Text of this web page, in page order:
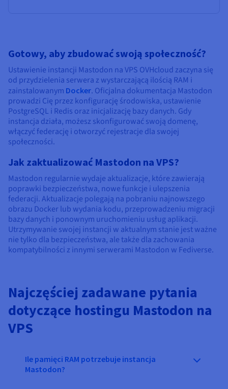
Gotowy, aby zbudować swoją społeczność?
Ustawienie instancji Mastodon na VPS OVHcloud zaczyna się
od przydzielenia serwera z wystarczającą ilością RAM i
zainstalowanym Docker. Oficjalna dokumentacja Mastodon
prowadzi Cię przez konfigurację środowiska, ustawienie
PostgreSQL i Redis oraz inicjalizację bazy danych. Gdy
instancja działa, możesz skonfigurować swoją domenę,
włączyć federację i otworzyć rejestracje dla swojej
społeczności.
Jak zaktualizować Mastodon na VPS?
Mastodon regularnie wydaje aktualizacje, które zawierają
poprawki bezpieczeństwa, nowe funkcje i ulepszenia
federacji. Aktualizacje polegają na pobraniu najnowszego
obrazu Docker lub wydania kodu, przeprowadzeniu migracji
bazy danych i ponownym uruchomieniu usług aplikacji.
Utrzymywanie swojej instancji w aktualnym stanie jest ważne
nie tylko dla bezpieczeństwa, ale także dla zachowania
kompatybilności z innymi serwerami Mastodon w Fediverse.
Najczęściej zadawane pytania
dotyczące hostingu Mastodon na
VPS
Ile pamięci RAM potrzebuje instancja
Mastodon?